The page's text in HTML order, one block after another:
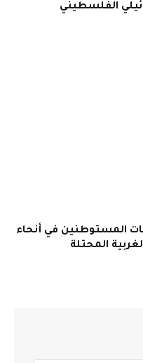
الفلسطيني
المستوطنين في أنحاء
المحتلة